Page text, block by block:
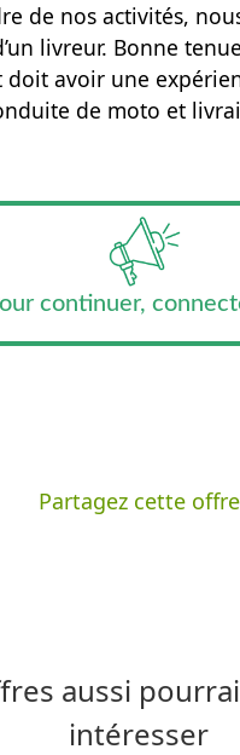
de nos activités,
livreur. Bonne
doit avoir une
de moto et
continuer,
Partagez cette offre
aussi
intéresser